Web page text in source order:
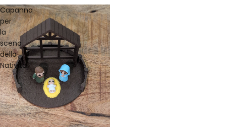
Capanna
per
la
scena
della
Natività